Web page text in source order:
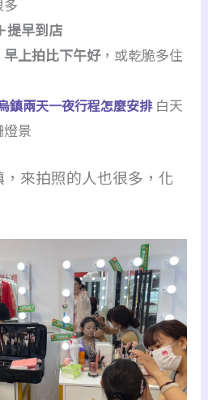
提早到店
早上拍比下午好，或乾脆多住
鎮兩天一夜行程怎麼安排 白天
景
來拍照的人也很多，化